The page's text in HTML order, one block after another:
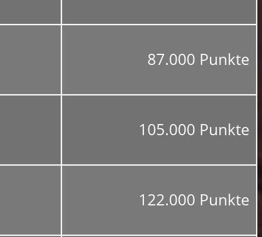
87.000 Punkte
105.000 Punkte
122.000 Punkte